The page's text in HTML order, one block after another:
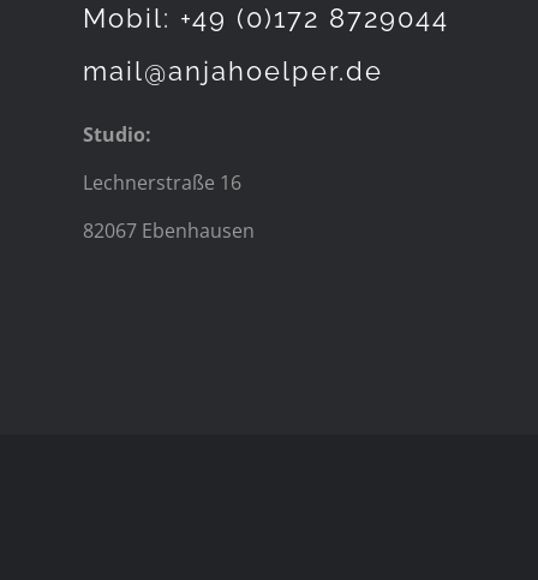
Mobil: +49 (0)172 8729044
mail@anjahoelper.de
Studio:
Lechnerstraße 16
82067 Ebenhausen